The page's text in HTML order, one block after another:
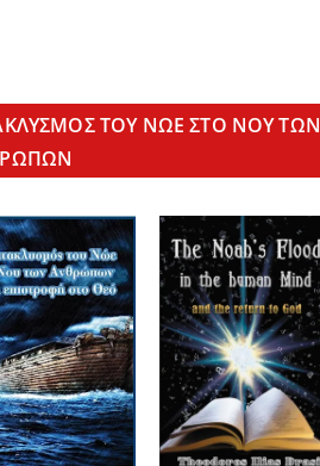
ΤΟΥ ΝΩΕ ΣΤΟ ΝΟΥ ΤΩΝ